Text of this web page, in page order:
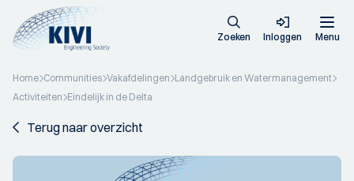
Zoeken Inloggen Menu
Home Communities Vakafdelingen Landgebruik en Watermanagement
Activiteiten Eindelijk in de Delta
Terug naar overzicht